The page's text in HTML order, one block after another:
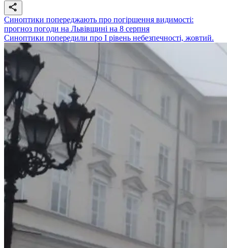
Синоптики попереджають про погіршення видимості:
прогноз погоди на Львівщині на 8 серпня
Синоптики попередили про І рівень небезпечності, жовтий.